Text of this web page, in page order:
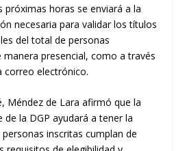
próximas horas se enviará a la
necesaria para validar los títulos
del total de personas
presencial, como a través
correo electrónico.
Méndez de Lara afirmó que la
la DGP ayudará a tener la
inscritas cumplan de